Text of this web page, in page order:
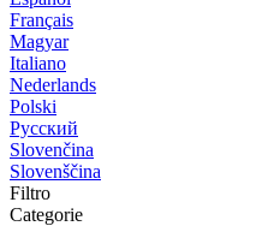
Français
Magyar
Italiano
Nederlands
Polski
Русский
Slovenčina
Slovenščina
Filtro
Categorie